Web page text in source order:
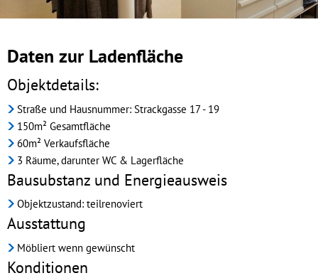
Daten zur Ladenfläche
Objektdetails:
Straße und Hausnummer: Strackgasse 17 - 19
150m² Gesamtfläche
60m² Verkaufsfläche
3 Räume, darunter WC & Lagerfläche
Bausubstanz und Energieausweis
Objektzustand: teilrenoviert
Ausstattung
Möbliert wenn gewünscht
Konditionen